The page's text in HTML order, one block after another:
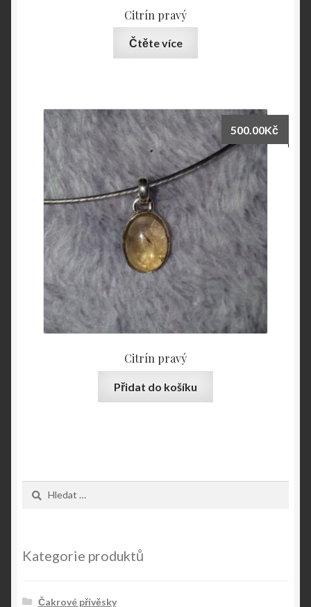
Citrín pravý
Čtěte více
Citrín pravý
500.00Kč
Přidat do košíku
Kategorie produktů
Čakrové přívěsky